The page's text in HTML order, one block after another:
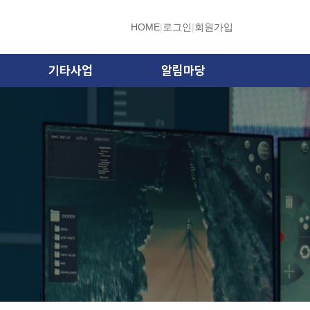
HOME| 로그인|회원가입
기타사업 알림마당